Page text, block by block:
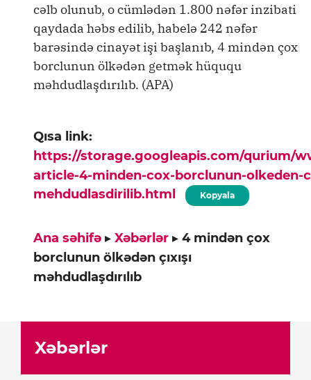
cəlb olunub, o cümlədən 1.800 nəfər inzibati
qaydada həbs edilib, habelə 242 nəfər
barəsində cinayət işi başlanıb, 4 mindən çox
borclunun ölkədən getmək hüququ
məhdudlaşdırılıb. (APA)
Qısa link:
https://storage.googleapis.com/qurium/
article-4-minden-cox-borclunun-olkeden-
mehdudlasdirilib.html
Kopyala
Ana səhifə ▸ Xəbərlər ▸ 4 mindən çox
borclunun ölkədən çıxışı
məhdudlaşdırılıb
Xəbərlər